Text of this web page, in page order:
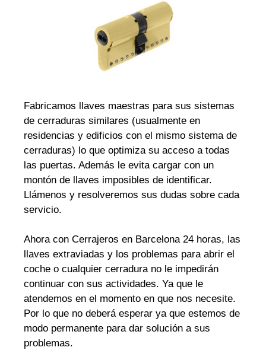
Fabricamos llaves maestras para sus sistemas
de cerraduras similares (usualmente en
residencias y edificios con el mismo sistema de
cerraduras) lo que optimiza su acceso a todas
las puertas. Además le evita cargar con un
montón de llaves imposibles de identificar.
Llámenos y resolveremos sus dudas sobre cada
servicio.
Ahora con Cerrajeros en Barcelona 24 horas, las
llaves extraviadas y los problemas para abrir el
coche o cualquier cerradura no le impedirán
continuar con sus actividades. Ya que le
atendemos en el momento en que nos necesite.
Por lo que no deberá esperar ya que estemos de
modo permanente para dar solución a sus
problemas.